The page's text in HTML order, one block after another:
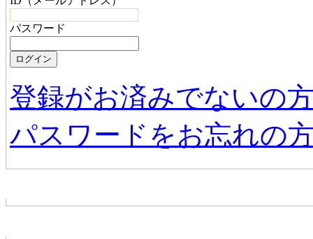
パスワード
登録がお済みでないの
パスワードをお忘れの